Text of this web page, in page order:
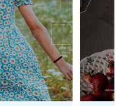
відібрати біоматеріал
середньої та кінцевої
контейнер. Зібрана порція
0,5 г.
повинна бути не вище рівня